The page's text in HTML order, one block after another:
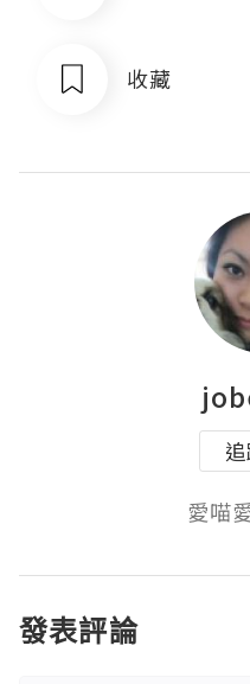
收藏
愛喵
發表評論